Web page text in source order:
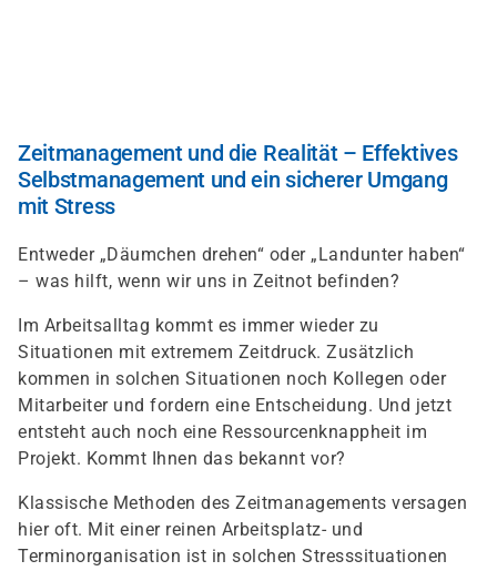
Zeitmanagement und die Realität – Effektives
Selbstmanagement und ein sicherer Umgang
mit Stress
Entweder „Däumchen drehen“ oder „Landunter haben“
– was hilft, wenn wir uns in Zeitnot befinden?
Im Arbeitsalltag kommt es immer wieder zu
Situationen mit extremem Zeitdruck. Zusätzlich
kommen in solchen Situationen noch Kollegen oder
Mitarbeiter und fordern eine Entscheidung. Und jetzt
entsteht auch noch eine Ressourcenknappheit im
Projekt. Kommt Ihnen das bekannt vor?
Klassische Methoden des Zeitmanagements versagen
hier oft. Mit einer reinen Arbeitsplatz- und
Terminorganisation ist in solchen Stresssituationen